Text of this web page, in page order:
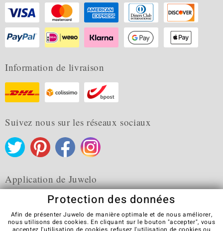
Information de livraison
Suivez nous sur les réseaux sociaux
Application de Juwelo
Protection des données
Afin de présenter Juwelo de manière optimale et de nous améliorer,
nous utilisons des cookies. En cliquant sur le bouton "accepter", vous